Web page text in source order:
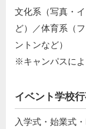
文化系（写真・
ど）／体育系（
ントンなど）
※キャンパスによ
イベント学校
入学式・始業式